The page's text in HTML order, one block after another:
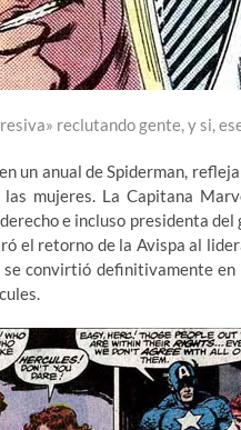
reclutando gente, y si,
un anual de Spiderman,
mujeres. La Capitana
e incluso presidenta
el retorno de la Avispa al
convirtió definitivamente